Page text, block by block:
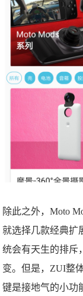
除此之外，Moto
就选择几款经典扩
统会有天生的排斥
变。但是，ZUI整
键是接地气的小功